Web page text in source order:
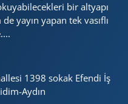
bir altyapı
yayın yapan tek vasıflı
1398 sokak Efendi İş
Aydın